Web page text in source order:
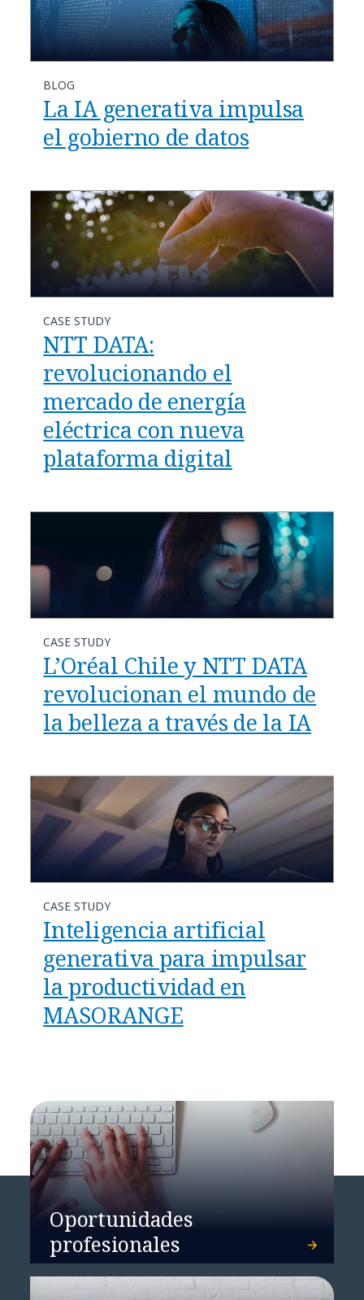
BLOG
La IA generativa impulsa
el gobierno de datos
CASE STUDY
NTT DATA:
revolucionando el
mercado de energía
eléctrica con nueva
plataforma digital
CASE STUDY
L’Oréal Chile y NTT DATA
revolucionan el mundo de
la belleza a través de la IA
CASE STUDY
Inteligencia artificial
generativa para impulsar
la productividad en
MASORANGE
Oportunidades
profesionales